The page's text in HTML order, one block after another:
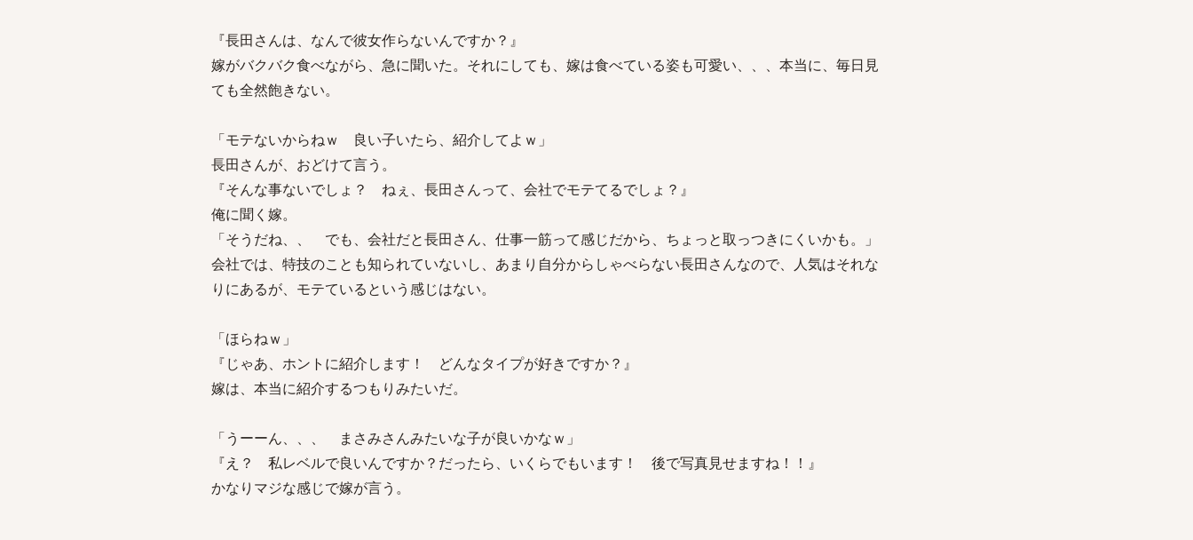
『長田さんは、なんで彼女作らないんですか？』
嫁がバクバク食べながら、急に聞いた。それにしても、嫁は食べている姿も可愛い、、、本当に、毎日見
ても全然飽きない。
「モテないからねｗ 良い子いたら、紹介してよｗ」
長田さんが、おどけて言う。
『そんな事ないでしょ？ ねぇ、長田さんって、会社でモテてるでしょ？』
俺に聞く嫁。
「そうだね、、 でも、会社だと長田さん、仕事一筋って感じだから、ちょっと取っつきにくいかも。」
会社では、特技のことも知られていないし、あまり自分からしゃべらない長田さんなので、人気はそれな
りにあるが、モテているという感じはない。
「ほらねｗ」
『じゃあ、ホントに紹介します！ どんなタイプが好きですか？』
嫁は、本当に紹介するつもりみたいだ。
「うーーん、、、 まさみさんみたいな子が良いかなｗ」
『え？ 私レベルで良いんですか？だったら、いくらでもいます！ 後で写真見せますね！！』
かなりマジな感じで嫁が言う。